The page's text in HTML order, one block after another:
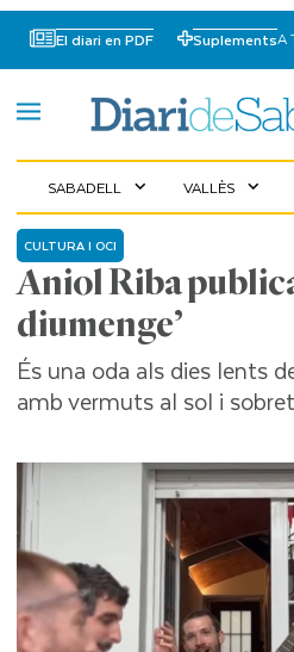
El diari en PDF SuplementsA
SABADELL expand_more VALLÈS expand_more
Aniol Riba
diumenge’
CULTURA I OCI
És una oda als dies lents
amb vermuts al sol i